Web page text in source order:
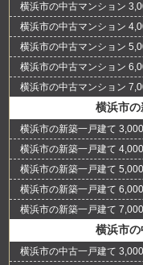
横浜市の中古マンション
横浜市の中古マンション
横浜市の中古マンション
横浜市の中古マンション
横浜市の中古マンション
横浜市
横浜市の新築一戸建て
横浜市の新築一戸建て
横浜市の新築一戸建て
横浜市の新築一戸建て
横浜市の新築一戸建て
横浜市
横浜市の中古一戸建て